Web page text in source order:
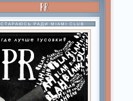
PR
СТАРАЮСЬ РАДИ MIAMI CLUB